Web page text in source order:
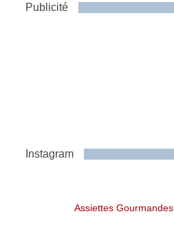
Publicité
Instagram
Assiettes Gourmandes